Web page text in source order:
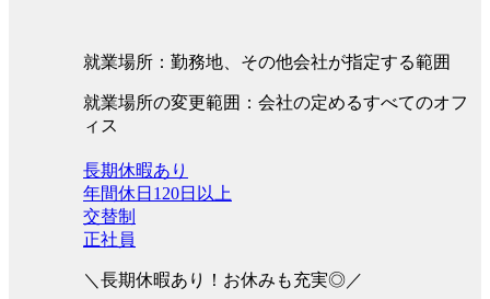
就業場所：勤務地、その他会社が指定する範囲
就業場所の変更範囲：会社の定めるすべてのオフ
ィス
長期休暇あり
年間休日120日以上
交替制
正社員
＼長期休暇あり！お休みも充実◎／